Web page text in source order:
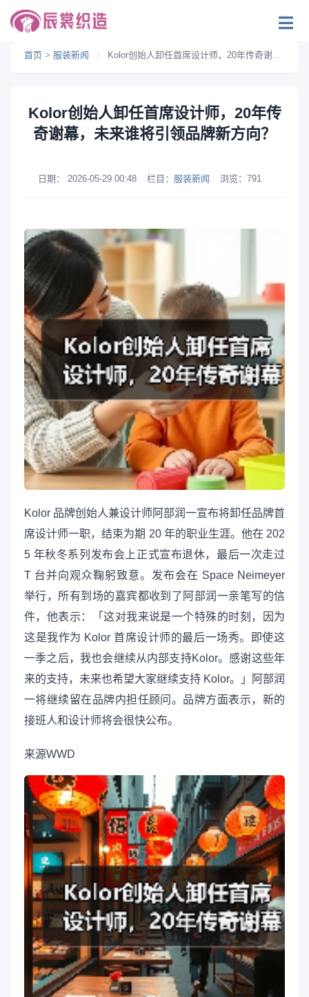
首页 > 服装新闻 > Kolor创始人卸任首席设计师，20年传奇谢幕，未来谁将引领品牌新方向？
Kolor创始人卸任首席设计师，20年传
奇谢幕，未来谁将引领品牌新方向？
日期： 2026-05-29 00:48 栏目： 服装新闻 浏览： 791
Kolor 品牌创始人兼设计师阿部润一宣布将卸任品牌首
席设计师一职，结束为期 20 年的职业生涯。他在 202
5 年秋冬系列发布会上正式宣布退休，最后一次走过
T 台并向观众鞠躬致意。发布会在 Space Neimeyer
举行，所有到场的嘉宾都收到了阿部润一亲笔写的信
件，他表示：「这对我来说是一个特殊的时刻，因为
这是我作为 Kolor 首席设计师的最后一场秀。即使这
一季之后，我也会继续从内部支持Kolor。感谢这些年
来的支持，未来也希望大家继续支持 Kolor。」阿部润
一将继续留在品牌内担任顾问。品牌方面表示，新的
接班人和设计师将会很快公布。
来源WWD